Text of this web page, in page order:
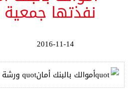
نفذتها جمعية
2016-11-14